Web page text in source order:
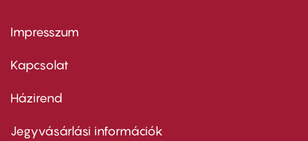
Footer
first
Impresszum
Kapcsolat
Footer
second
Házirend
Jegyvásárlási információk